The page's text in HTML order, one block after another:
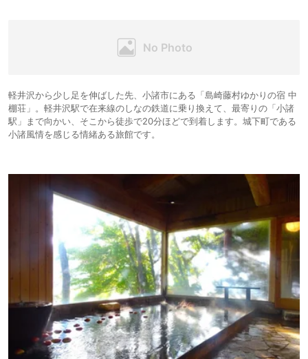
軽井沢から少し足を伸ばした先、小諸市にある「島崎藤村ゆかりの宿 中
棚荘」。軽井沢駅で在来線のしなの鉄道に乗り換えて、最寄りの「小諸
駅」まで向かい、そこから徒歩で20分ほどで到着します。城下町である
小諸風情を感じる情緒ある旅館です。